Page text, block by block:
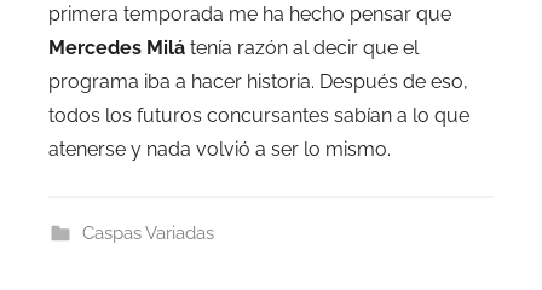
primera temporada me ha hecho pensar que
Mercedes Milá tenía razón al decir que el
programa iba a hacer historia. Después de eso,
todos los futuros concursantes sabían a lo que
atenerse y nada volvió a ser lo mismo.
Caspas Variadas